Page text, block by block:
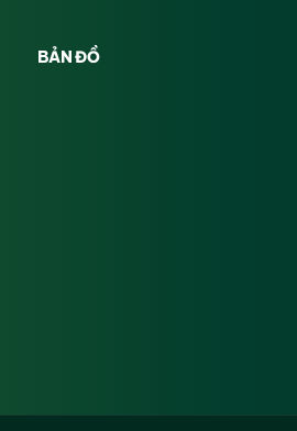
BẢN ĐỒ